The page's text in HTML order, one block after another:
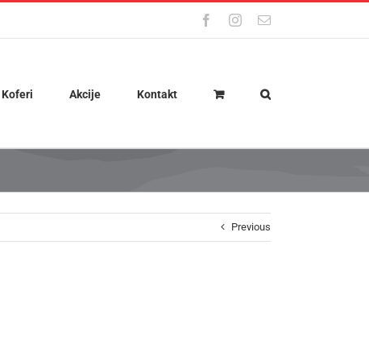
FacebookInstagram
Email
Koferi Akcije Kontakt
Previous